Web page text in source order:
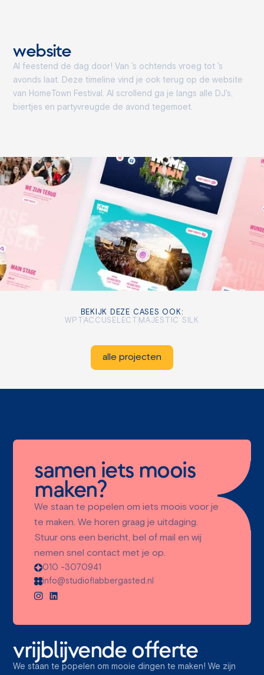
website
Al feestend de dag door! Van 's ochtends vroeg tot 's
avonds laat. Deze timeline vind je ook terug op de website
van HomeTown Festival. Al scrollend ga je langs alle DJ's,
biertjes en partyvreugde de avond tegemoet.
BEKIJK DEZE CASES OOK:
WPT ACCUSELECT MAJESTIC SILK
alle projecten
samen iets moois
maken?
We staan te popelen om iets moois voor je
te maken. We horen graag je uitdaging.
Stuur ons een bericht, bel of mail en wij
nemen snel contact met je op.
010 -3070941
info@studioflabbergasted.nl
vrijblijvende offerte
We staan te popelen om mooie dingen te maken! We zijn